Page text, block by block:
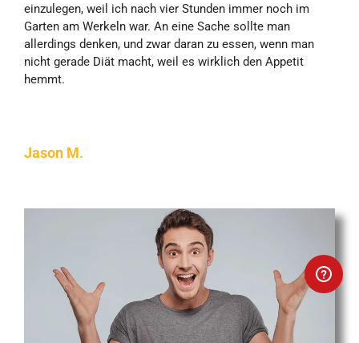
einzulegen, weil ich nach vier Stunden immer noch im
Garten am Werkeln war. An eine Sache sollte man
allerdings denken, und zwar daran zu essen, wenn man
nicht gerade Diät macht, weil es wirklich den Appetit
hemmt.
Jason M.